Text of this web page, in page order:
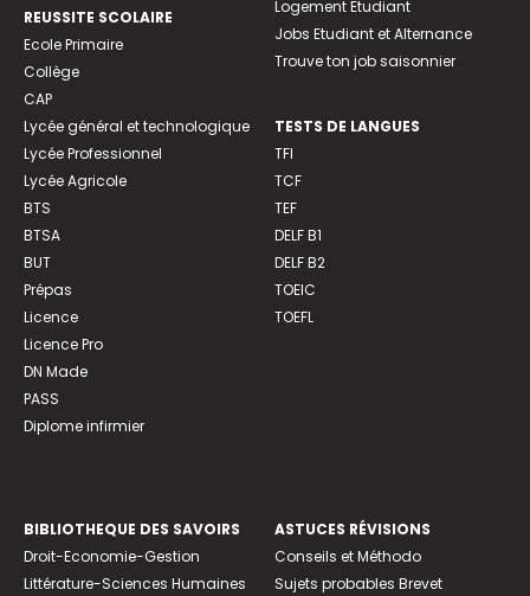
REUSSITE SCOLAIRE
Ecole Primaire
Collège
CAP
Lycée général et technologique
Lycée Professionnel
Lycée Agricole
BTS
BTSA
BUT
Prépas
Licence
Licence Pro
DN Made
PASS
Diplome infirmier
Logement Etudiant
Jobs Etudiant et Alternance
Trouve ton job saisonnier
TESTS DE LANGUES
TFI
TCF
TEF
DELF B1
DELF B2
TOEIC
TOEFL
BIBLIOTHEQUE DES SAVOIRS
Droit-Economie-Gestion
Littérature-Sciences Humaines
ASTUCES RÉVISIONS
Conseils et Méthodo
Sujets probables Brevet